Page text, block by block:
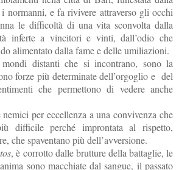
normanni, e fa rivivere attraverso gli occhi
le difficoltà di una vita sconvolta dalla
inferte a vincitori e vinti, dall’odio che
alimentato dalla fame e delle umiliazioni.
distanti che si incontrano, sono la
forze più determinate dell’orgoglio e del
che permettono di vedere anche
nemici per eccellenza a una convivenza che
difficile perché improntata al rispetto,
che spaventano più dell’avversione.
, è corrotto dalle brutture della battaglie, le
sono macchiate dal sangue, il passato